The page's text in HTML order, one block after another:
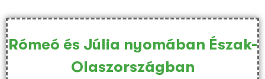
Rómeó és Júlia nyomában Észak-
Olaszországban